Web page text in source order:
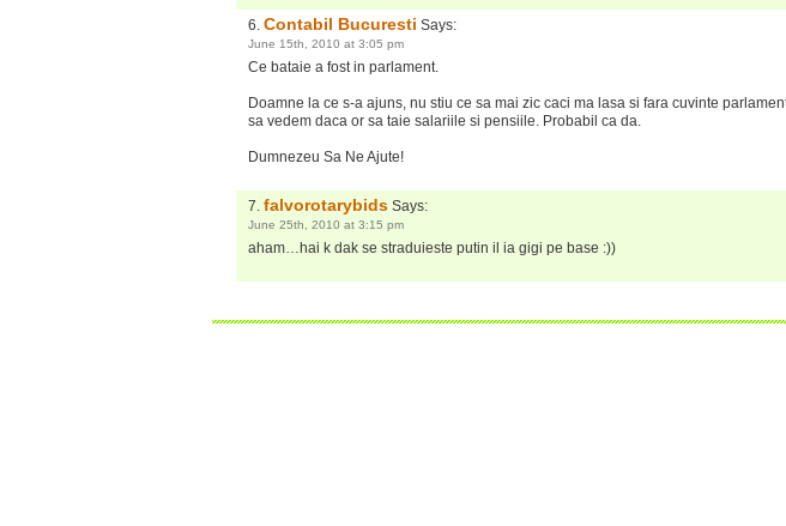
Contabil Bucuresti Says:
June 15th, 2010 at 3:05 pm
Ce bataie a fost in parlament.
Doamne la ce s-a ajuns, nu stiu ce sa mai zic caci ma lasa si fara cuvinte
sa vedem daca or sa taie salariile si pensiile. Probabil ca da.
Dumnezeu Sa Ne Ajute!
falvorotarybids Says:
June 25th, 2010 at 3:15 pm
aham…hai k dak se straduieste putin il ia gigi pe base :))